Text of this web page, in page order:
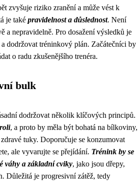
zvyšuje riziko zranění a může vést k
je také pravidelnost a důslednost. Není
a nepravidelně. Pro dosažení výsledků je
dodržovat tréninkový plán. Začátečníci by
o radu zkušenějšího trenéra.
bulk
dodržovat několik klíčových principů.
, a proto by měla být bohatá na bílkoviny,
tuky. Doporučuje se konzumovat
ale vyvarujte se přejídání. Trénink by se
váhy a základní cviky, jako jsou dřepy,
Důležitá je progresivní zátěž, tedy